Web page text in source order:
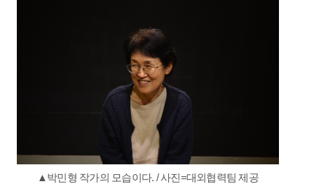
▲박민형 작가의 모습이다. / 사진=대외협력팀 제공